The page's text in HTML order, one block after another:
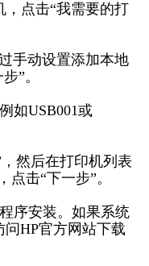
，点击“我需要的打
手动设置添加本地
”。
如USB001或
然后在打印机列表
点击“下一步”。
序安装。如果系统
HP官方网站下载